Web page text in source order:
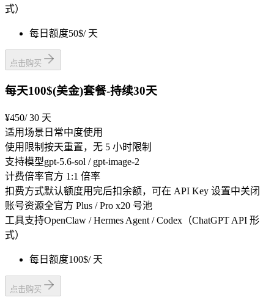
式）
每日额度50$/ 天
点击购买
每天100$(美金)套餐-持续30天
¥450/ 30 天
适用场景 日常中度使用
使用限制 按天重置，无 5 小时限制
支持模型gpt-5.6-sol / gpt-image-2
计费倍率官方 1:1 倍率
扣费方式默认额度用完后扣余额，可在 API Key 设置中关闭
账号资源全官方 Plus / Pro x20 号池
工具支持OpenClaw / Hermes Agent / Codex（ChatGPT API 形
式）
每日额度100$/ 天
点击购买